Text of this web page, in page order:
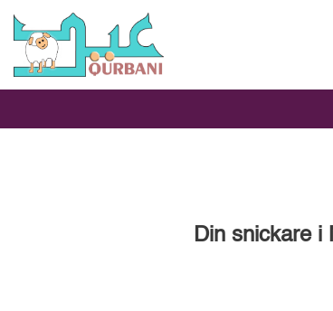
content
Din snickare i